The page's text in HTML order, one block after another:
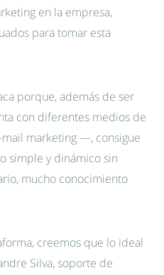
en la empresa,
para tomar esta
porque, además de ser
con diferentes medios de
marketing —, consigue
simple y dinámico sin
mucho conocimiento
creemos que lo ideal
Silva, soporte de